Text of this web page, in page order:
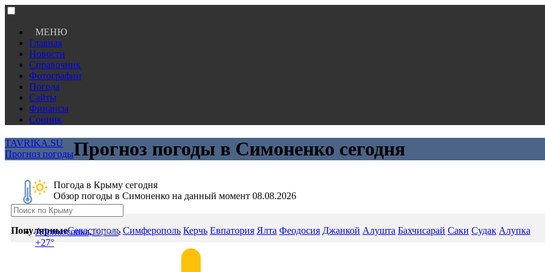
МЕНЮ
Главная
Новости
Справочник
Фотографии
Погода
Сайты
Финансы
Сонник
TAVRIKA.SU
Прогноз погодыПрогноз погоды в Симоненко сегодня
Погода в Крыму сегодня
Обзор погоды в Симоненко на данный момент 08.08.2026
Абрикосовка,Крым
+27°
ПопулярныеСевастополь Симферополь Керчь Евпатория Ялта Феодосия Джанкой Алушта Бахчисарай Саки Судак Алупка